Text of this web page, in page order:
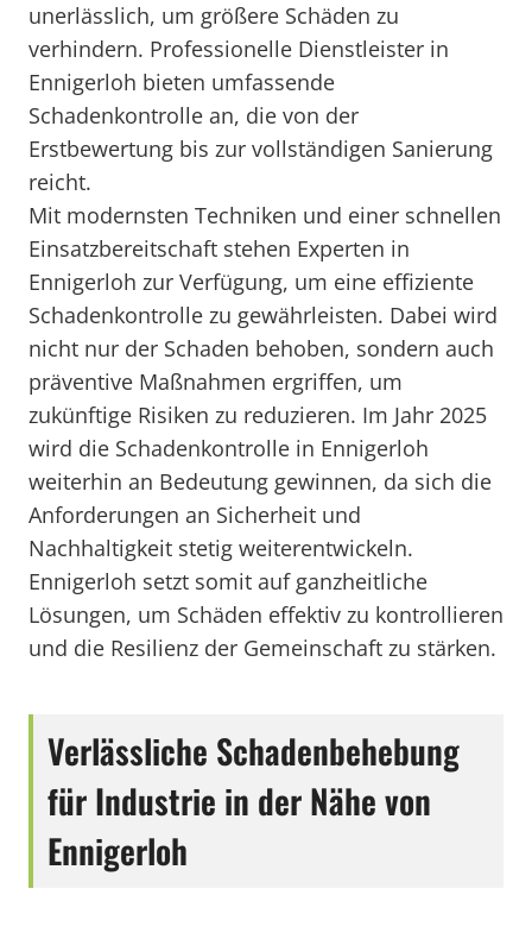
unerlässlich, um größere Schäden zu
verhindern. Professionelle Dienstleister in
Ennigerloh bieten umfassende
Schadenkontrolle an, die von der
Erstbewertung bis zur vollständigen Sanierung
reicht.
Mit modernsten Techniken und einer schnellen
Einsatzbereitschaft stehen Experten in
Ennigerloh zur Verfügung, um eine effiziente
Schadenkontrolle zu gewährleisten. Dabei wird
nicht nur der Schaden behoben, sondern auch
präventive Maßnahmen ergriffen, um
zukünftige Risiken zu reduzieren. Im Jahr 2025
wird die Schadenkontrolle in Ennigerloh
weiterhin an Bedeutung gewinnen, da sich die
Anforderungen an Sicherheit und
Nachhaltigkeit stetig weiterentwickeln.
Ennigerloh setzt somit auf ganzheitliche
Lösungen, um Schäden effektiv zu kontrollieren
und die Resilienz der Gemeinschaft zu stärken.
Verlässliche Schadenbehebung
für Industrie in der Nähe von
Ennigerloh